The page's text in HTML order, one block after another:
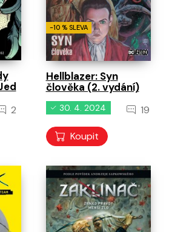
2
-10 % SLEVA
Hellblazer: Syn
člověka (2. vydání)
30. 4. 2024 19
Koupit